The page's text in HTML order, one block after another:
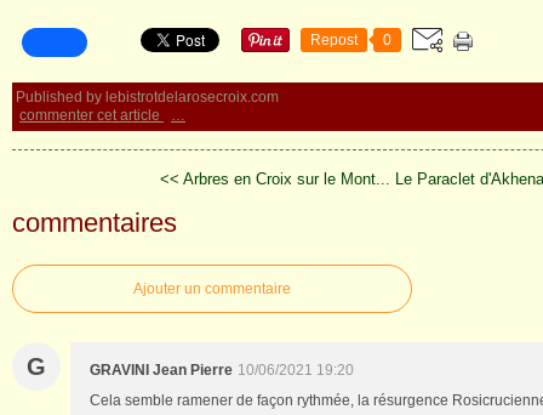
Repost 0
Published by lebistrotdelarosecroix.com
commenter cet article
…
<< Arbres en Croix sur le Mont... Le Paraclet
commentaires
Ajouter un commentaire
G GRAVINI Jean Pierre 10/06/2021 19:20
Cela semble ramener de façon rythmée, la résurgence